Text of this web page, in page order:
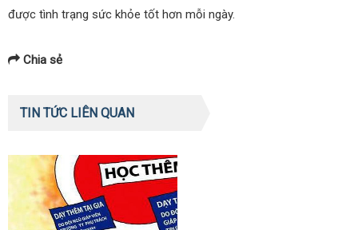
được tình trạng sức khỏe tốt hơn mỗi ngày.
Chia sẻ
TIN TỨC LIÊN QUAN